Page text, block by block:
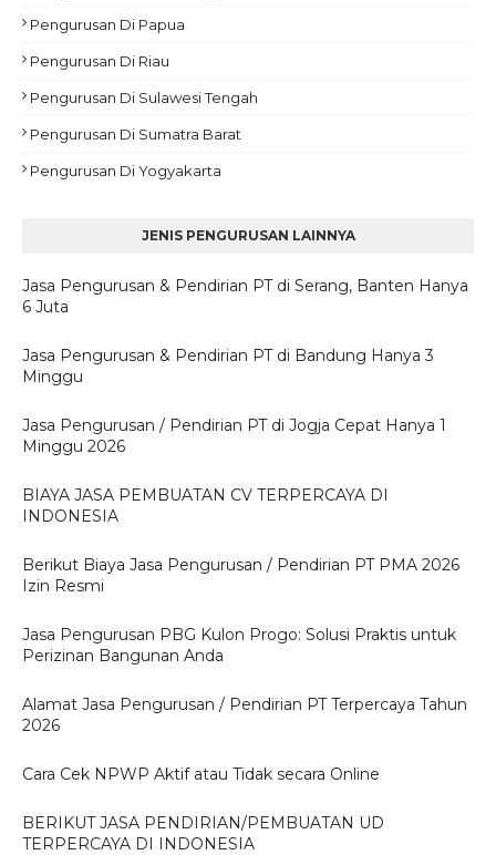
Pengurusan Di Papua
Pengurusan Di Riau
Pengurusan Di Sulawesi Tengah
Pengurusan Di Sumatra Barat
Pengurusan Di Yogyakarta
JENIS PENGURUSAN LAINNYA
Jasa Pengurusan & Pendirian PT di Serang, Banten Hanya
6 Juta
Jasa Pengurusan & Pendirian PT di Bandung Hanya 3
Minggu
Jasa Pengurusan / Pendirian PT di Jogja Cepat Hanya 1
Minggu 2026
BIAYA JASA PEMBUATAN CV TERPERCAYA DI
INDONESIA
Berikut Biaya Jasa Pengurusan / Pendirian PT PMA 2026
Izin Resmi
Jasa Pengurusan PBG Kulon Progo: Solusi Praktis untuk
Perizinan Bangunan Anda
Alamat Jasa Pengurusan / Pendirian PT Terpercaya Tahun
2026
Cara Cek NPWP Aktif atau Tidak secara Online
BERIKUT JASA PENDIRIAN/PEMBUATAN UD
TERPERCAYA DI INDONESIA